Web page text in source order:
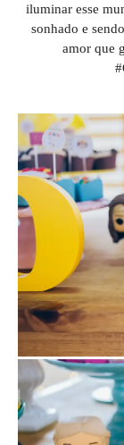
iluminar esse
sonhado e
amor que